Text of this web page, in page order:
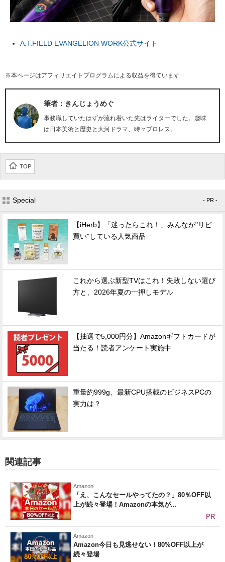
A.T.FIELD EVANGELION WORK公式サイト
※本ページはアフィリエイトプログラムによる収益を得ています
筆者：きんじょうめぐ
事務職していたはずが流れ着いた先はライターでした。趣味
は日本美術と歴史と大河ドラマ、時々プロレス。
TOP
Special - PR -
【iHerb】「迷ったらこれ！」みんなが"リピ
買い"している人気商品
これから選ぶ新型TVはこれ！失敗しない選び
方と、2026年夏の一押しモデル
【抽選で5,000円分】Amazonギフトカードが
当たる！読者アンケート実施中
重量約999g、最新CPU搭載のビジネスPCの
実力は？
関連記事
Amazon
「え、こんなセールやってたの？」80％OFF以
上が続々登場！Amazonの本気が...
PR
Amazon
Amazon今日も見逃せない！80%OFF以上が
続々登場